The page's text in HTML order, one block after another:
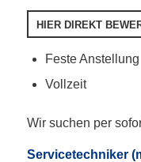
HIER DIREKT
Feste Anstellung
Vollzeit
Wir suchen per
Servicetechniker